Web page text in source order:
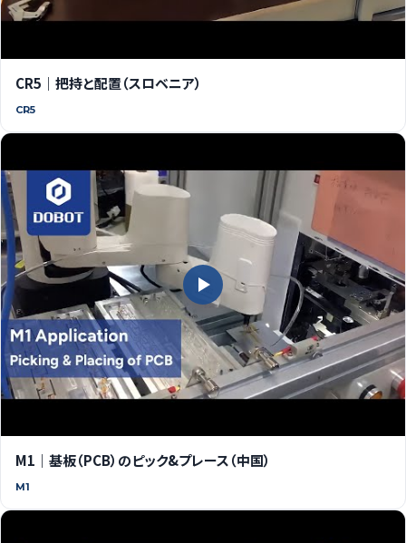
CR5｜把持と配置（スロベニア）
CR5
M1｜基板（PCB）のピック&プレース（中国）
M1